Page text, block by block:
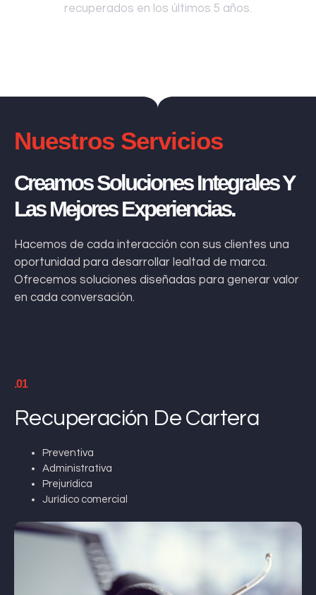
recuperados en los últimos 5 años.
Nuestros Servicios
Creamos Soluciones Integrales Y
Las Mejores Experiencias.
Hacemos de cada interacción con sus clientes una
oportunidad para desarrollar lealtad de marca.
Ofrecemos soluciones diseñadas para generar valor
en cada conversación.
.01
Recuperación De Cartera
Preventiva
Administrativa
Prejurídica
Jurídico comercial